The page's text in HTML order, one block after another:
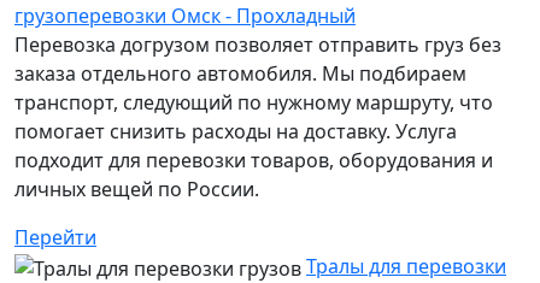
грузоперевозки Омск - Прохладный
Перевозка догрузом позволяет отправить груз без
заказа отдельного автомобиля. Мы подбираем
транспорт, следующий по нужному маршруту, что
помогает снизить расходы на доставку. Услуга
подходит для перевозки товаров, оборудования и
личных вещей по России.
Перейти
Тралы для перевозки